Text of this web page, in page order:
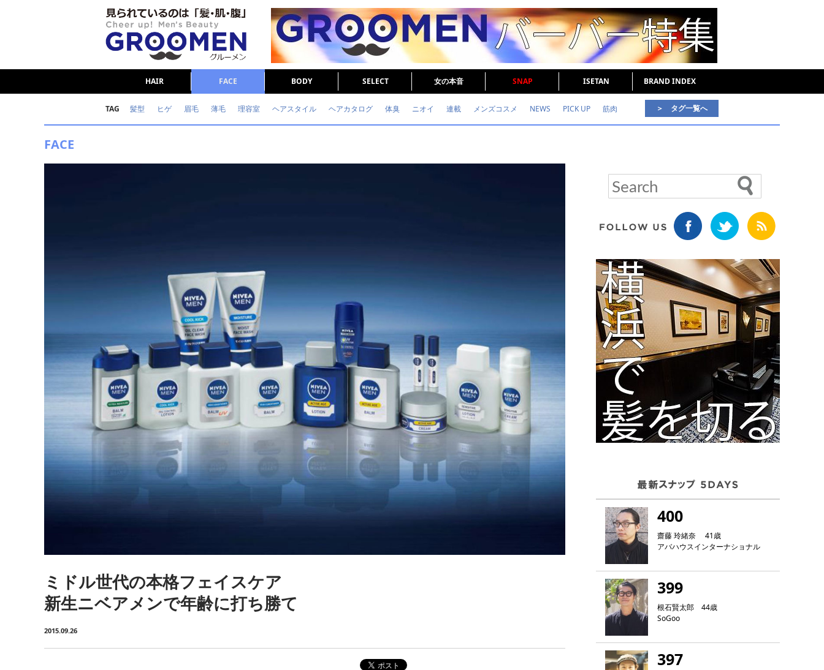
HAIR FACE BODY SELECT 女の本音 SNAP ISETAN BRAND INDEX
TAG 髪型 ヒゲ 眉毛 薄毛 理容室 ヘアスタイル ヘアカタログ 体臭 ニオイ 連載 メンズコスメ NEWS PICK UP 筋肉 ＞ タグ一覧へ
FACE
ミドル世代の本格フェイスケア
新生ニベアメンで年齢に打ち勝て
2015.09.26
400
齋藤 玲緒奈 41歳
アバハウスインターナショナル
399
根石賢太郎 44歳
SoGoo
397